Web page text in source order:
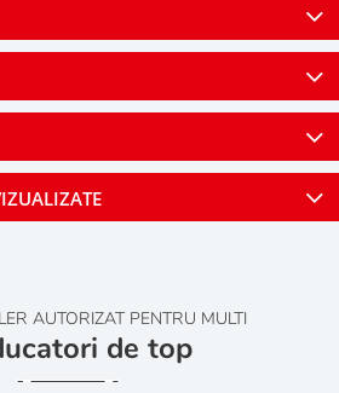
AUTORIZAT PENTRU MULTI
de top